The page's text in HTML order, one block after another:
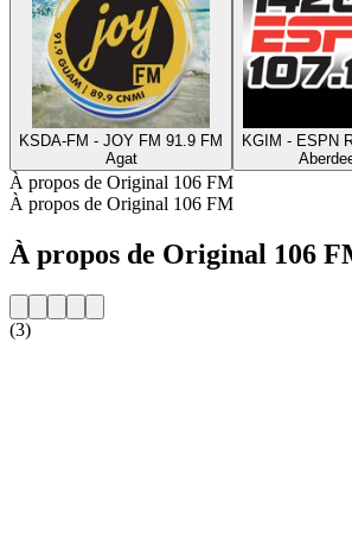
KSDA-FM - JOY FM 91.9 FM
Agat
KGIM - ESPN
À propos de Original 106 FM
À propos de Original 106 FM
À propos de Original 106
(3)